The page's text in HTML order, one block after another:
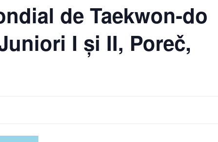
de Taekwon-do
I și II, Poreč,